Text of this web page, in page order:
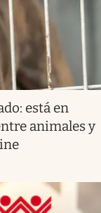
está en
animales y